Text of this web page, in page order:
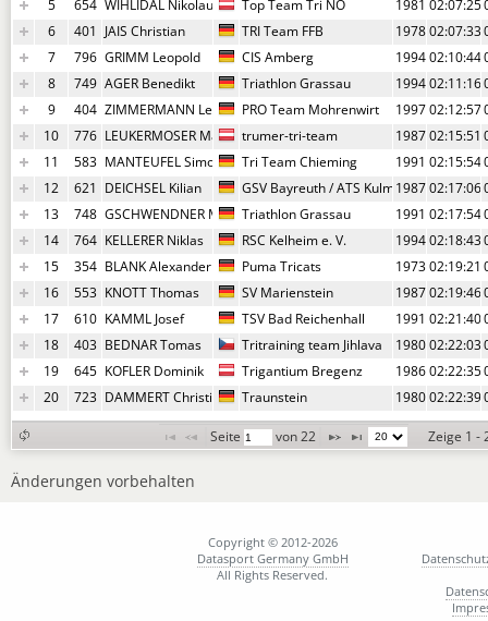
5
654 WIHLIDAL Nikolaus Top Team Tri NÖ 1981
6
401 JAIS Christian TRI Team FFB 1978
7
796 GRIMM Leopold CIS Amberg 1994
8
749 AGER Benedikt Triathlon Grassau 1994
9
404 ZIMMERMANN Leon PRO Team Mohrenwirt 1997
10
776 LEUKERMOSER Markustrumer-tri-team 1987
11
583 MANTEUFEL Simon Tri Team Chieming 1991
12
621 DEICHSEL Kilian GSV Bayreuth / ATS Kulmbach
1987
13
748 GSCHWENDNER MichaelTriathlon Grassau 1991
14
764 KELLERER Niklas RSC Kelheim e. V. 1994
15
354 BLANK Alexander Puma Tricats 1973
16
553 KNOTT Thomas SV Marienstein 1987
17
610 KAMML Josef TSV Bad Reichenhall 1991
18
403 BEDNAR Tomas Tritraining team Jihlava 1980
19
645 KOFLER Dominik Trigantium Bregenz 1986
20
723 DAMMERT Christian Traunstein 1980
Seite von 22 Zeige 1 -
Änderungen vorbehalten
Copyright © 2012-2026
Datasport Germany GmbH
All Rights Reserved.